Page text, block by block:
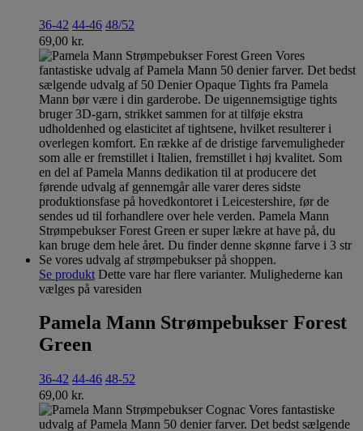
36-42 44-46 48/52
69,00 kr.
Se produkt Dette vare har flere varianter. Mulighederne kan
vælges på varesiden
Pamela Mann Strømpebukser Forest
Green
36-42 44-46 48-52
69,00 kr.